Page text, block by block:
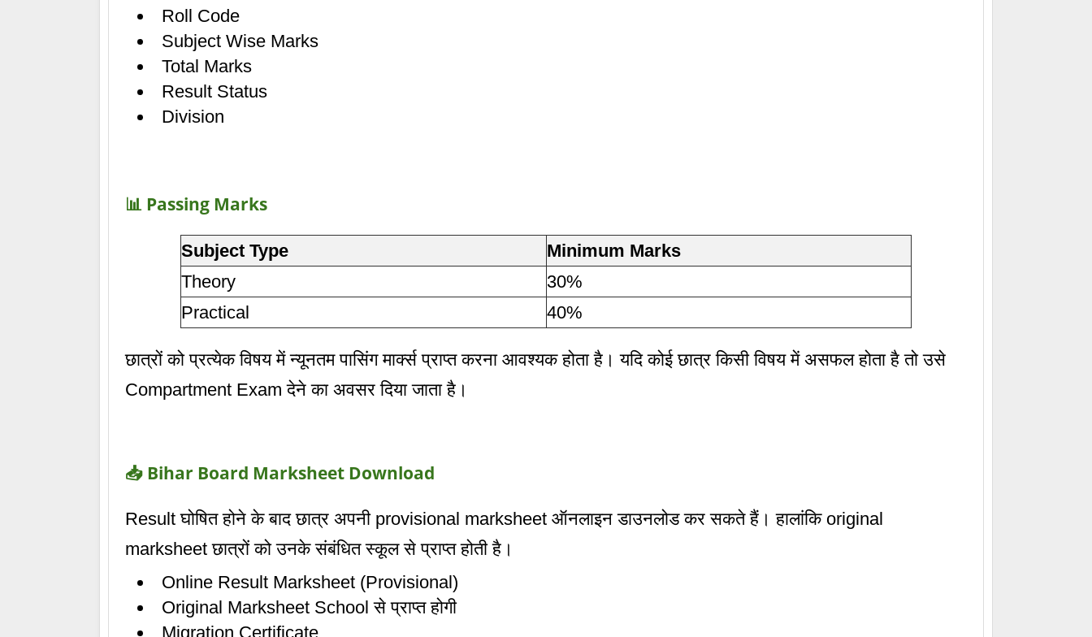
Roll Code
Subject Wise Marks
Total Marks
Result Status
Division
📊 Passing Marks
Subject Type
Minimum Marks
Theory
30%
Practical
40%
छात्रों को प्रत्येक विषय में न्यूनतम पासिंग मार्क्स प्राप्त करना आवश्यक होता है। यदि कोई छात्र किसी विषय में असफल होता है तो उसे
Compartment Exam देने का अवसर दिया जाता है।
📥 Bihar Board Marksheet Download
Result घोषित होने के बाद छात्र अपनी provisional marksheet ऑनलाइन डाउनलोड कर सकते हैं। हालांकि original
marksheet छात्रों को उनके संबंधित स्कूल से प्राप्त होती है।
Online Result Marksheet (Provisional)
Original Marksheet School से प्राप्त होगी
Migration Certificate